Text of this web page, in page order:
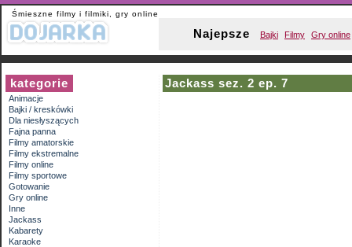
Śmieszne filmy i filmiki, gry online
Najepsze Bajki Filmy Gry online
kategorie
Animacje
Bajki / kreskówki
Dla niesłyszących
Fajna panna
Filmy amatorskie
Filmy ekstremalne
Filmy online
Filmy sportowe
Gotowanie
Gry online
Inne
Jackass
Kabarety
Karaoke
Jackass sez. 2 ep. 7